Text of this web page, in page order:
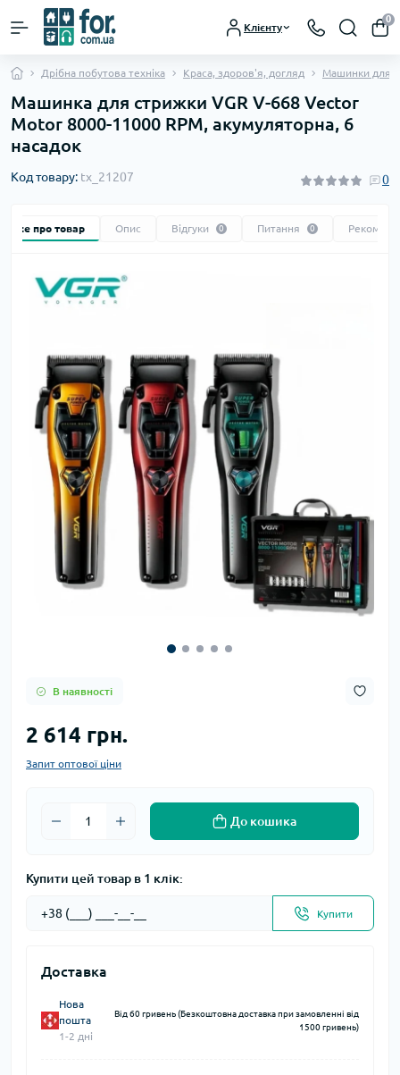
Клієнту
0
Дрібна побутова техніка Краса, здоров'я, догляд Машинки для
Машинка для стрижки VGR V-668 Vector
Motor 8000-11000 RPM, акумуляторна, 6
насадок
Код товару: tx_21207 0
Все про товар Опис Відгуки 0 Питання 0
В наявності
2 614 грн.
Запит оптової ціни
До кошика
Купити цей товар в 1 клік:
Купити
Доставка
Нова
пошта
1-2 дні
Від 60 гривень (Безкоштовна доставка при замовленні від
1500 гривень)